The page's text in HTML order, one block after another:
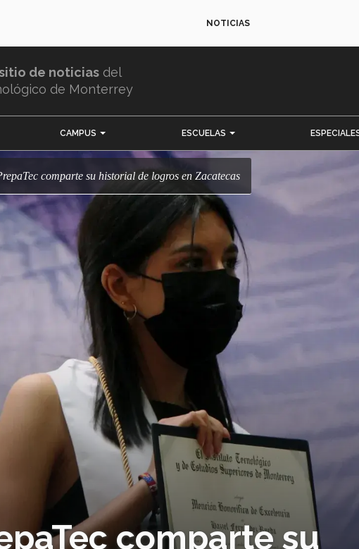
NOTICIAS
de noticias del
de Monterrey
CAMPUS ESCUELAS
comparte su historial de logros en Zacatecas
comparte su